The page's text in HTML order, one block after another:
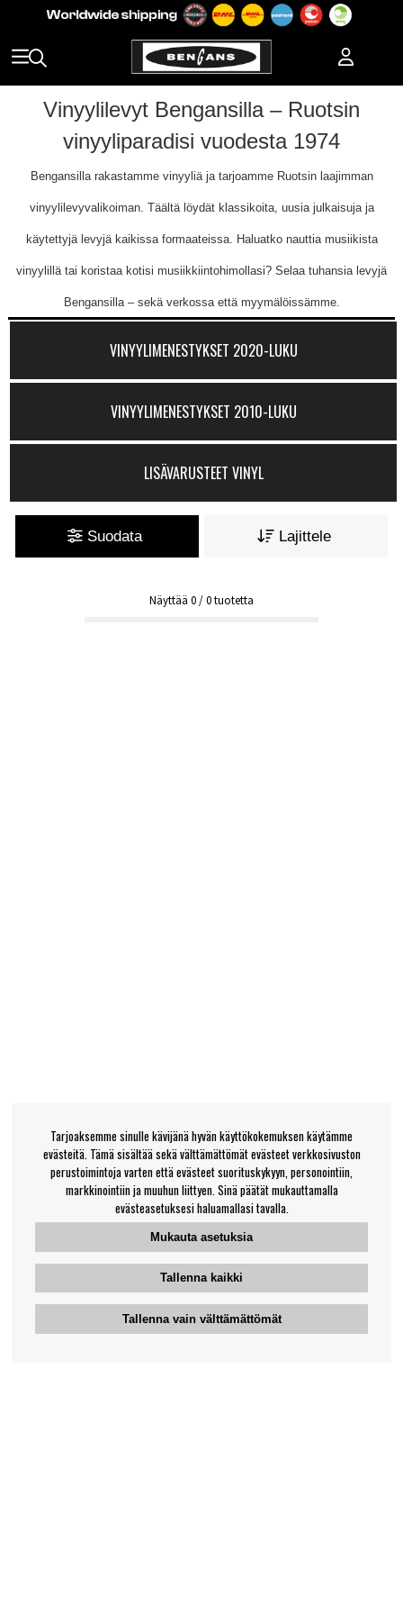
Vinyylilevyt Bengansilla – Ruotsin
vinyyliparadisi vuodesta 1974
Bengansilla rakastamme vinyyliä ja tarjoamme Ruotsin laajimman
vinyylilevyvalikoiman. Täältä löydät klassikoita, uusia julkaisuja ja
käytettyjä levyjä kaikissa formaateissa. Haluatko nauttia musiikista
vinyylillä tai koristaa kotisi musiikkiintohimollasi? Selaa tuhansia levyjä
Bengansilla – sekä verkossa että myymälöissämme.
VINYYLIMENESTYKSET 2020-LUKU
VINYYLIMENESTYKSET 2010-LUKU
LISÄVARUSTEET VINYL
Suodata Lajittele
Näyttää 0/0tuotetta
Tarjoaksemme sinulle kävijänä hyvän käyttökokemuksen käytämme
evästeitä. Tämä sisältää sekä välttämättömät evästeet verkkosivuston
perustoimintoja varten että evästeet suorituskykyyn, personointiin,
markkinointiin ja muuhun liittyen. Sinä päätät mukauttamalla
evästeasetuksesi haluamallasi tavalla.
Mukauta asetuksia
Tallenna kaikki
Tallenna vain välttämättömät